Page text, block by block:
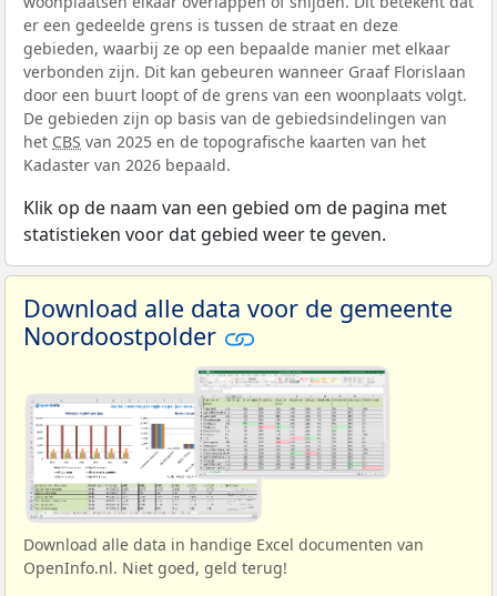
er een gedeelde grens is tussen de straat en deze
gebieden, waarbij ze op een bepaalde manier met elkaar
verbonden zijn. Dit kan gebeuren wanneer Graaf Florislaan
door een buurt loopt of de grens van een woonplaats volgt.
De gebieden zijn op basis van de gebiedsindelingen van
het CBS van 2025 en de topografische kaarten van het
Kadaster van 2026 bepaald.
Klik op de naam van een gebied om de pagina met
statistieken voor dat gebied weer te geven.
Download alle data voor de gemeente
Noordoostpolder
Download alle data in handige Excel documenten van
OpenInfo.nl. Niet goed, geld terug!